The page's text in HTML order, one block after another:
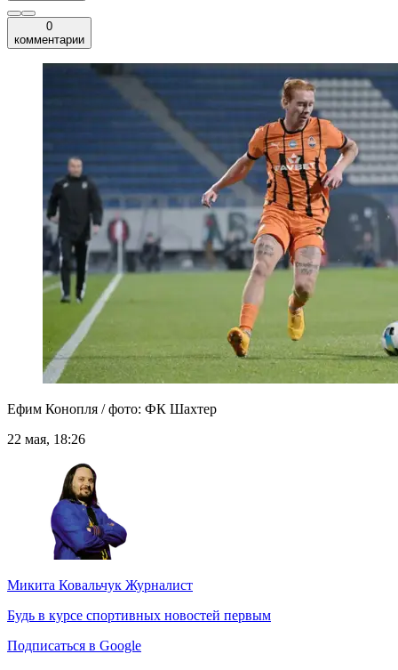
0
комментарии
Ефим Конопля / фото: ФК Шахтер
22 мая, 18:26
Микита Ковальчук Журналист
Будь в курсе спортивных новостей первым
Подписаться в Google